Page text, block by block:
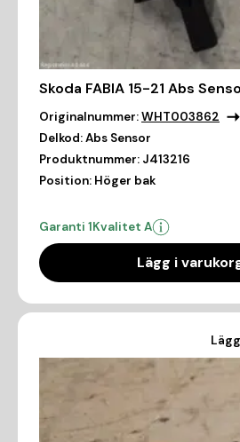
Skoda FABIA 15-21 Abs
Originalnummer:WHT003862
Delkod:Abs Sensor
Produktnummer: J413216
Position: Höger bak
Garanti 1Kvalitet A
Lägg i